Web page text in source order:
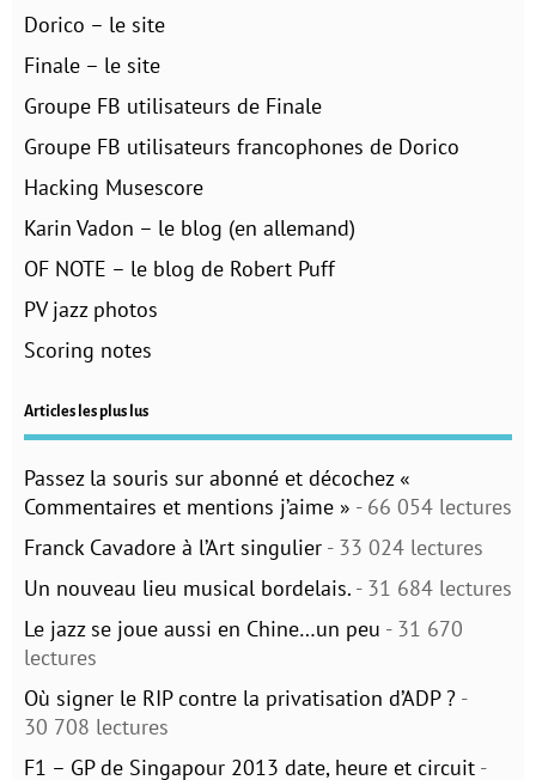
Dorico – le site
Finale – le site
Groupe FB utilisateurs de Finale
Groupe FB utilisateurs francophones de Dorico
Hacking Musescore
Karin Vadon – le blog (en allemand)
OF NOTE – le blog de Robert Puff
PV jazz photos
Scoring notes
Articles les plus lus
Passez la souris sur abonné et décochez «
Commentaires et mentions j’aime » - 66 054 lectures
Franck Cavadore à l’Art singulier - 33 024 lectures
Un nouveau lieu musical bordelais. - 31 684 lectures
Le jazz se joue aussi en Chine…un peu - 31 670
lectures
Où signer le RIP contre la privatisation d’ADP ? -
30 708 lectures
F1 – GP de Singapour 2013 date, heure et circuit -